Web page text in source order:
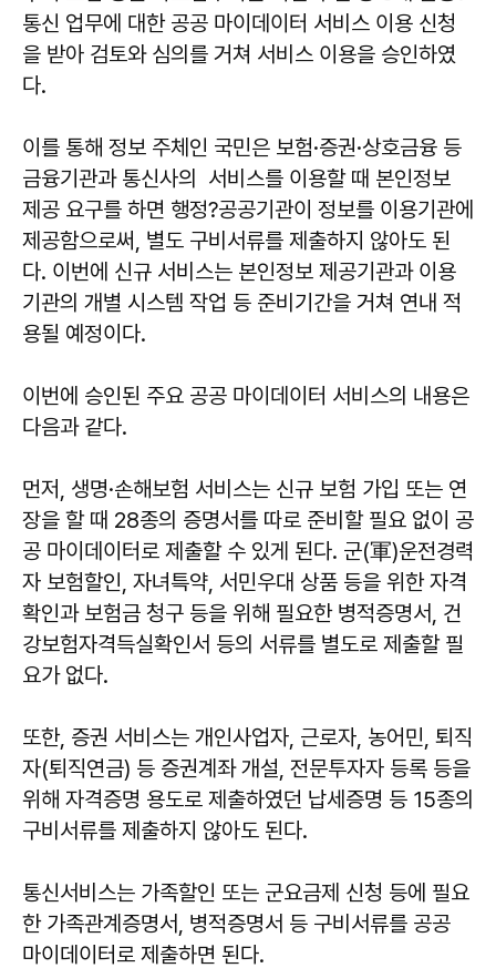
통신 업무에 대한 공공 마이데이터 서비스 이용 신청
을 받아 검토와 심의를 거쳐 서비스 이용을 승인하였
다.
이를 통해 정보 주체인 국민은 보험·증권·상호금융 등
금융기관과 통신사의 서비스를 이용할 때 본인정보
제공 요구를 하면 행정?공공기관이 정보를 이용기관에
제공함으로써, 별도 구비서류를 제출하지 않아도 된
다. 이번에 신규 서비스는 본인정보 제공기관과 이용
기관의 개별 시스템 작업 등 준비기간을 거쳐 연내 적
용될 예정이다.
이번에 승인된 주요 공공 마이데이터 서비스의 내용은
다음과 같다.
먼저, 생명·손해보험 서비스는 신규 보험 가입 또는 연
장을 할 때 28종의 증명서를 따로 준비할 필요 없이 공
공 마이데이터로 제출할 수 있게 된다. 군(軍)운전경력
자 보험할인, 자녀특약, 서민우대 상품 등을 위한 자격
확인과 보험금 청구 등을 위해 필요한 병적증명서, 건
강보험자격득실확인서 등의 서류를 별도로 제출할 필
요가 없다.
또한, 증권 서비스는 개인사업자, 근로자, 농어민, 퇴직
자(퇴직연금) 등 증권계좌 개설, 전문투자자 등록 등을
위해 자격증명 용도로 제출하였던 납세증명 등 15종의
구비서류를 제출하지 않아도 된다.
통신서비스는 가족할인 또는 군요금제 신청 등에 필요
한 가족관계증명서, 병적증명서 등 구비서류를 공공
마이데이터로 제출하면 된다.